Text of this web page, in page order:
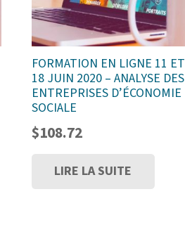
FORMATION EN LIGNE 11 ET
18 JUIN 2020 – ANALYSE DES
ENTREPRISES D’ÉCONOMIE
SOCIALE
$108.72
LIRE LA SUITE